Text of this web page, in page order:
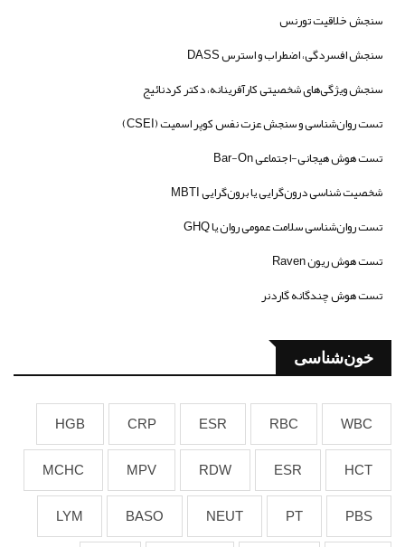
سنجش خلاقیت تورنس
سنجش افسردگی، اضطراب و استرس DASS
سنجش ویژگی‌های شخصیتی کارآفرینانه، دکتر کردنائیج
تست روان‌شناسی و سنجش عزت نفس کوپر اسمیت (CSEI)
تست هوش هیجانی-اجتماعی Bar-On
شخصیت شناسی درون‌گرایی یا برون‌گرایی MBTI
تست روان‌شناسی سلامت عمومی روان یا GHQ
تست هوش ریون Raven
تست هوش چندگانه گاردنر
خون‌شناسی
WBC
RBC
ESR
CRP
HGB
HCT
ESR
RDW
MPV
MCHC
PBS
PT
NEUT
BASO
LYM